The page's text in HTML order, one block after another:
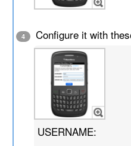
4 Configure it with
USERNAME: